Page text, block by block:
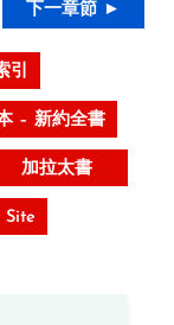
下一章節 ►
引
– 新約全書
加拉太書
Site